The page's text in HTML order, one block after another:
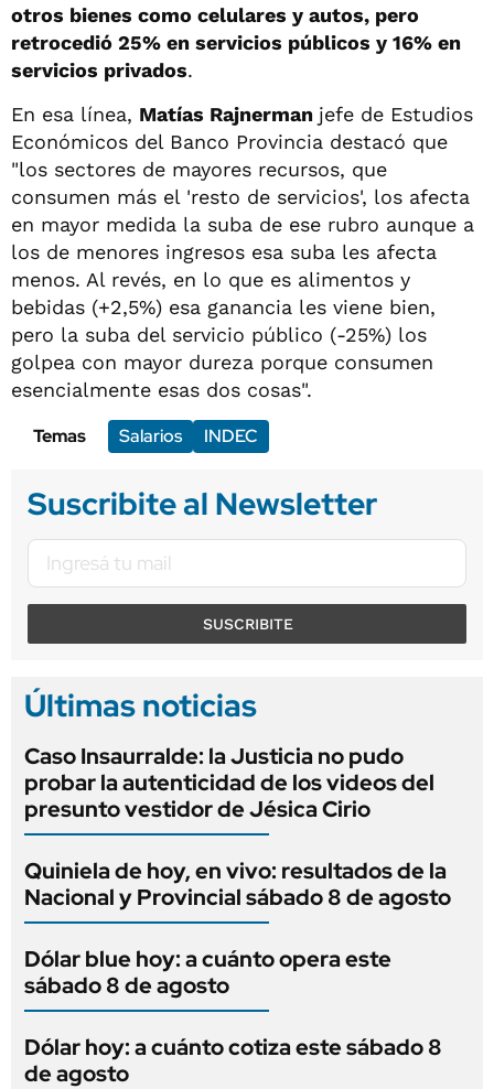
otros bienes como celulares y autos, pero
retrocedió 25% en servicios públicos y 16% en
servicios privados.
En esa línea, Matías Rajnerman jefe de Estudios
Económicos del Banco Provincia destacó que
"los sectores de mayores recursos, que
consumen más el 'resto de servicios', los afecta
en mayor medida la suba de ese rubro aunque a
los de menores ingresos esa suba les afecta
menos. Al revés, en lo que es alimentos y
bebidas (+2,5%) esa ganancia les viene bien,
pero la suba del servicio público (-25%) los
golpea con mayor dureza porque consumen
esencialmente esas dos cosas".
Temas
Salarios INDEC
Suscribite al Newsletter
SUSCRIBITE
Últimas noticias
Caso Insaurralde: la Justicia no pudo
probar la autenticidad de los videos del
presunto vestidor de Jésica Cirio
Quiniela de hoy, en vivo: resultados de la
Nacional y Provincial sábado 8 de agosto
Dólar blue hoy: a cuánto opera este
sábado 8 de agosto
Dólar hoy: a cuánto cotiza este sábado 8
de agosto